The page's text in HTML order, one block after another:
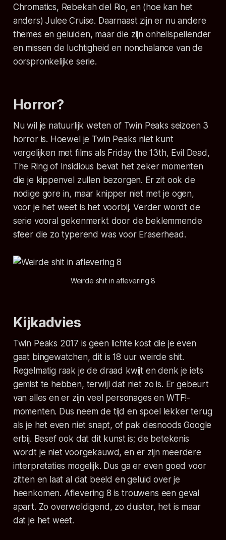
Chromatics, Rebekah del Rio, en (hoe kan het
anders) Julee Cruise. Daarnaast zijn er nu andere
themes en geluiden, maar die zijn onheilspellender
en missen de luchtigheid en nonchalance van de
oorspronkelijke serie.
Horror?
Nu wil je natuurlijk weten of Twin Peaks seizoen 3
horror is. Hoewel je Twin Peaks niet kunt
vergelijken met films als Friday the 13th, Evil Dead,
The Ring of Insidious bevat het zeker momenten
die je kippenvel zullen bezorgen. Er zit ook de
nodige gore in, maar knipper niet met je ogen,
voor je het weet is het voorbij. Verder wordt de
serie vooral gekenmerkt door de beklemmende
sfeer die zo typerend was voor Eraserhead.
Weirde shit in aflevering 8
Kijkadvies
Twin Peaks 2017 is geen lichte kost die je even
gaat bingewatchen, dit is 18 uur weirde shit.
Regelmatig raak je de draad kwijt en denk je iets
gemist te hebben, terwijl dat niet zo is. Er gebeurt
van alles en er zijn veel personages en WTF!-
momenten. Dus neem de tijd en spoel lekker terug
als je het even niet snapt, of pak desnoods Google
erbij. Besef ook dat dit kunst is; de betekenis
wordt je niet voorgekauwd, en er zijn meerdere
interpretaties mogelijk. Dus ga er even goed voor
zitten en laat al dat beeld en geluid over je
heenkomen. Aflevering 8 is trouwens een geval
apart. Zo overweldigend, zo duister, het is maar
dat je het weet.